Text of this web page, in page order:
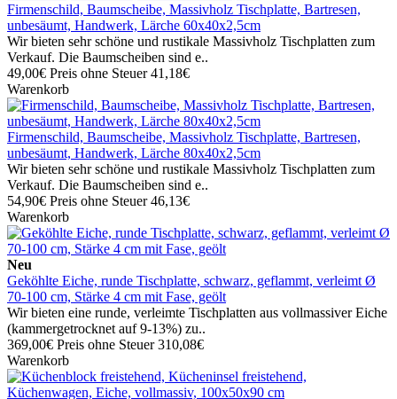
Firmenschild, Baumscheibe, Massivholz Tischplatte, Bartresen,
unbesäumt, Handwerk, Lärche 60x40x2,5cm
Wir bieten sehr schöne und rustikale Massivholz Tischplatten zum
Verkauf. Die Baumscheiben sind e..
49,00€ Preis ohne Steuer 41,18€
Warenkorb
Firmenschild, Baumscheibe, Massivholz Tischplatte, Bartresen,
unbesäumt, Handwerk, Lärche 80x40x2,5cm
Wir bieten sehr schöne und rustikale Massivholz Tischplatten zum
Verkauf. Die Baumscheiben sind e..
54,90€ Preis ohne Steuer 46,13€
Warenkorb
Neu
Geköhlte Eiche, runde Tischplatte, schwarz, geflammt, verleimt Ø
70-100 cm, Stärke 4 cm mit Fase, geölt
Wir bieten eine runde, verleimte Tischplatten aus vollmassiver Eiche
(kammergetrocknet auf 9-13%) zu..
369,00€ Preis ohne Steuer 310,08€
Warenkorb